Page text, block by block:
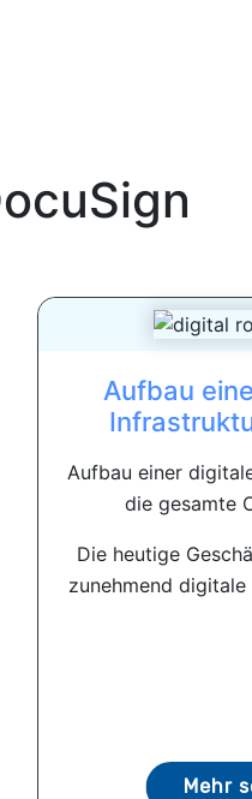
Aufbau
Aufbau einer
die gesamte
Die heutige
zunehmend
Mehr